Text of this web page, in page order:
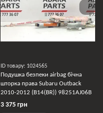
ID товару: 1024565
Подушка безпеки airbag бічна
шторка права Subaru Outback
2010-2012 (B14(BR)) 98251AJ06B
3 375 грн